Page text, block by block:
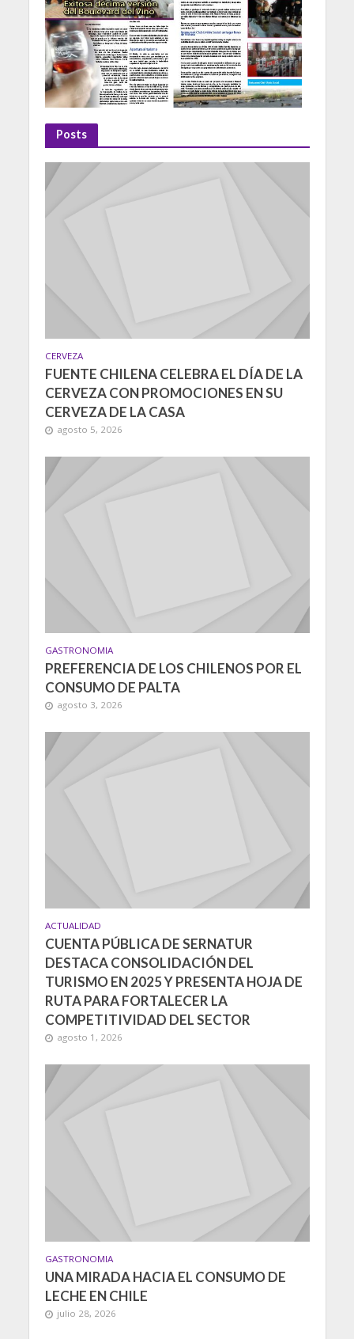
Posts
CERVEZA
FUENTE CHILENA CELEBRA EL DÍA DE LA
CERVEZA CON PROMOCIONES EN SU
CERVEZA DE LA CASA
agosto 5, 2026
GASTRONOMIA
PREFERENCIA DE LOS CHILENOS POR EL
CONSUMO DE PALTA
agosto 3, 2026
ACTUALIDAD
CUENTA PÚBLICA DE SERNATUR
DESTACA CONSOLIDACIÓN DEL
TURISMO EN 2025 Y PRESENTA HOJA DE
RUTA PARA FORTALECER LA
COMPETITIVIDAD DEL SECTOR
agosto 1, 2026
GASTRONOMIA
UNA MIRADA HACIA EL CONSUMO DE
LECHE EN CHILE
julio 28, 2026